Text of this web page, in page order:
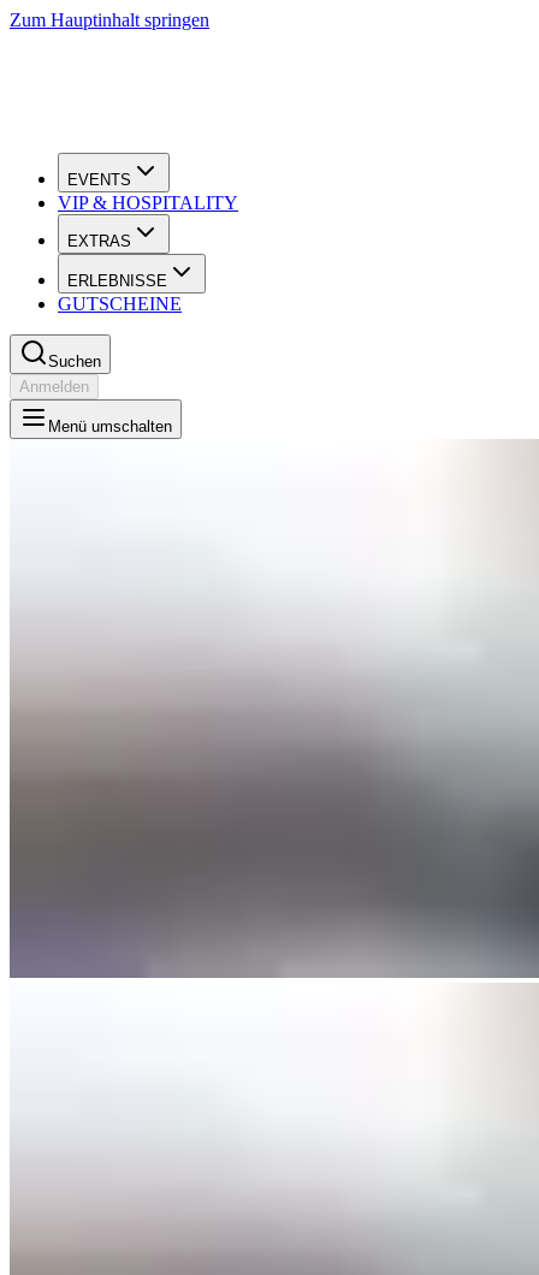
Zum Hauptinhalt springen
EVENTS
VIP & HOSPITALITY
EXTRAS
ERLEBNISSE
GUTSCHEINE
Suchen
Anmelden
Menü umschalten